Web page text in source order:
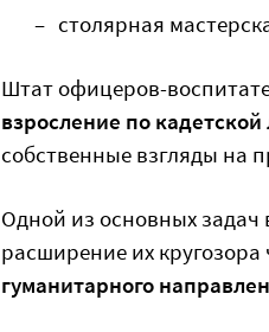
столярная
Штат офицеров-
взросление по
собственные взгляды на
Одной из основных задач
расширение их
гуманитарного